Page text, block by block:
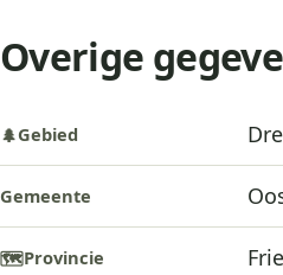
Overige
🌲Gebied
Gemeente
🗺️Provincie